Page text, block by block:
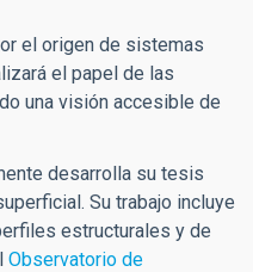
el origen de sistemas
el papel de las
una visión accesible de
desarrolla su tesis
Su trabajo incluye
estructurales y de
Observatorio de